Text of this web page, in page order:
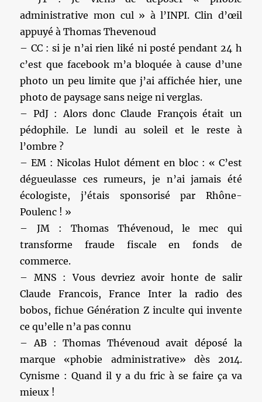
administrative mon cul » à l’INPI. Clin d’œil
appuyé à Thomas Thevenoud
– CC : si je n’ai rien liké ni posté pendant 24 h
c’est que facebook m’a bloquée à cause d’une
photo un peu limite que j’ai affichée hier, une
photo de paysage sans neige ni verglas.
– PdJ : Alors donc Claude François était un
pédophile. Le lundi au soleil et le reste à
l’ombre ?
– EM : Nicolas Hulot dément en bloc : « C’est
dégueulasse ces rumeurs, je n’ai jamais été
écologiste, j’étais sponsorisé par Rhône-
Poulenc ! »
– JM : Thomas Thévenoud, le mec qui
transforme fraude fiscale en fonds de
commerce.
– MNS : Vous devriez avoir honte de salir
Claude Francois, France Inter la radio des
bobos, fichue Génération Z inculte qui invente
ce qu’elle n’a pas connu
– AB : Thomas Thévenoud avait déposé la
marque «phobie administrative» dès 2014.
Cynisme : Quand il y a du fric à se faire ça va
mieux !